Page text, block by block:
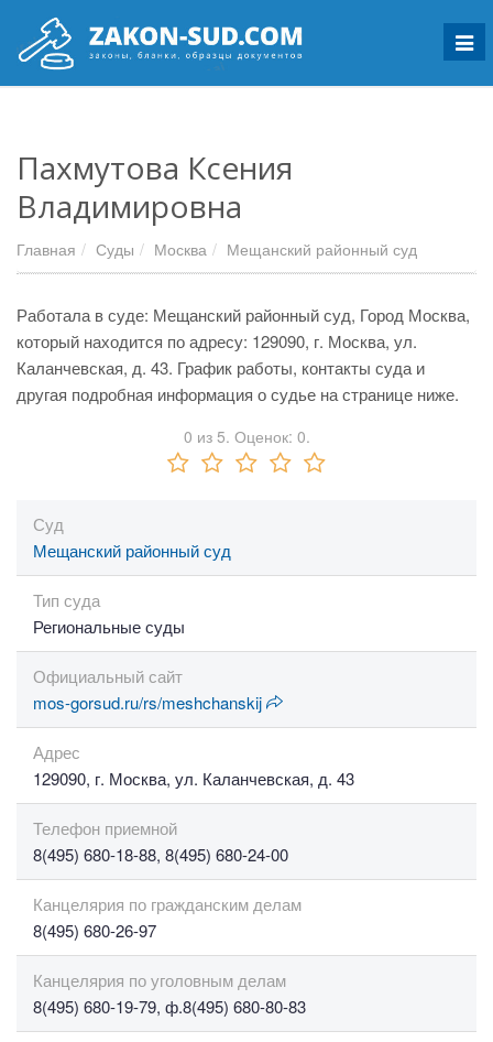
Пахмутова Ксения
Владимировна
Главная Суды Москва Мещанский районный суд
Работала в суде: Мещанский районный суд, Город Москва,
который находится по адресу: 129090, г. Москва, ул.
Каланчевская, д. 43. График работы, контакты суда и
другая подробная информация о судье на странице ниже.
0 из 5. Оценок: 0.
Суд
Мещанский районный суд
Тип суда
Региональные суды
Официальный сайт
mos-gorsud.ru/rs/meshchanskij
Адрес
129090, г. Москва, ул. Каланчевская, д. 43
Телефон приемной
8(495) 680-18-88, 8(495) 680-24-00
Канцелярия по гражданским делам
8(495) 680-26-97
Канцелярия по уголовным делам
8(495) 680-19-79, ф.8(495) 680-80-83